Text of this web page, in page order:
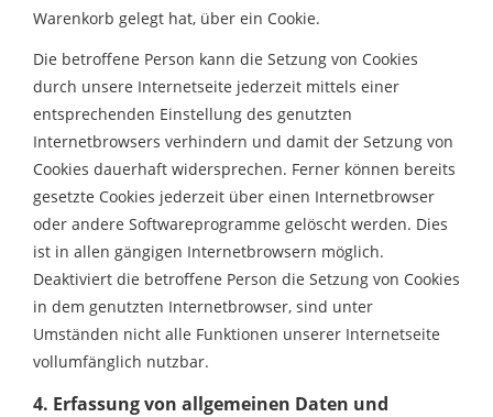
Warenkorb gelegt hat, über ein Cookie.
Die betroffene Person kann die Setzung von Cookies
durch unsere Internetseite jederzeit mittels einer
entsprechenden Einstellung des genutzten
Internetbrowsers verhindern und damit der Setzung von
Cookies dauerhaft widersprechen. Ferner können bereits
gesetzte Cookies jederzeit über einen Internetbrowser
oder andere Softwareprogramme gelöscht werden. Dies
ist in allen gängigen Internetbrowsern möglich.
Deaktiviert die betroffene Person die Setzung von Cookies
in dem genutzten Internetbrowser, sind unter
Umständen nicht alle Funktionen unserer Internetseite
vollumfänglich nutzbar.
4. Erfassung von allgemeinen Daten und